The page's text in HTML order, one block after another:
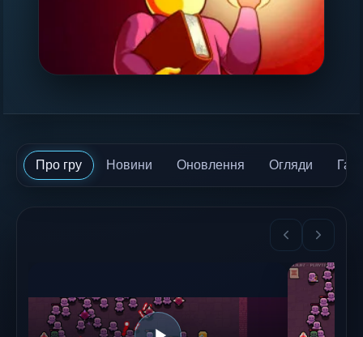
Про гру Новини Оновлення Огляди